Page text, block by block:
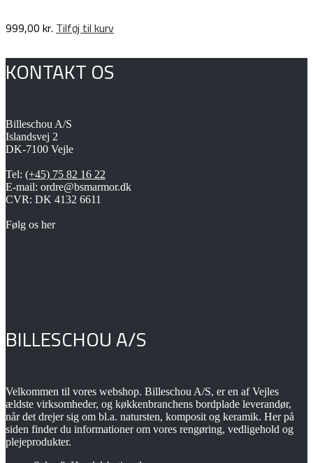
999,00kr.Tilføj til kurv
KONTAKT OS
Billeschou A/S
Islandsvej 2
DK-7100 Vejle
Tel: (+45) 75 82 16 22
E-mail: ordre@bsmarmor.dk
CVR: DK 4132 6611
Følg os her
BILLESCHOU A/S
Velkommen til vores webshop. Billeschou A/S, er en af Vejles
ældste virksomheder, og køkkenbranchens bordplade leverandør,
når det drejer sig om bl.a. natursten, komposit og keramik. Her på
siden finder du informationer om vores rengøring, vedligehold og
plejeprodukter.